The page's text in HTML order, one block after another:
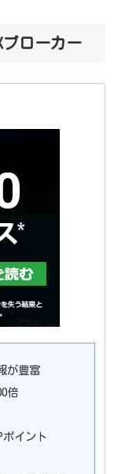
ブローカー
が豊富
倍
イント